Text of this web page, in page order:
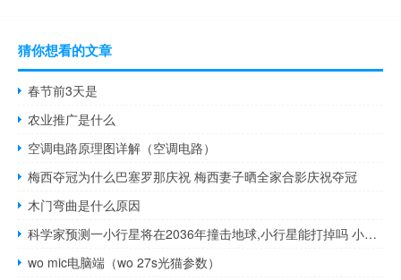
猜你想看的文章
春节前3天是
农业推广是什么
空调电路原理图详解（空调电路）
梅西夺冠为什么巴塞罗那庆祝 梅西妻子晒全家合影庆祝夺冠
木门弯曲是什么原因
科学家预测一小行星将在2036年撞击地球,小行星能打掉吗 小行星撞地球最新消息
wo mic电脑端（wo 27s光猫参数）